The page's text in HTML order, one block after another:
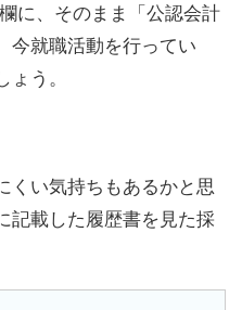
に、そのまま「公認会計
今就職活動を行ってい
う。
くい気持ちもあるかと思
記載した履歴書を見た採